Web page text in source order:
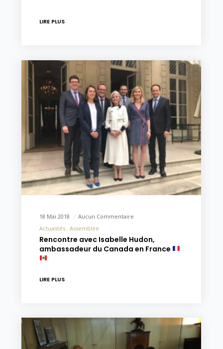
LIRE PLUS
18 Mai 2018
Aucun Commentaire
Actualités
Assemblée
Rencontre avec Isabelle Hudon,
ambassadeur du Canada en France
LIRE PLUS